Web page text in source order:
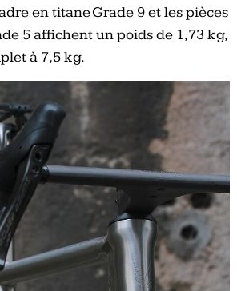
en titane Grade 9 et les pièces
5 affichent un poids de 1,73 kg,
à 7,5 kg.